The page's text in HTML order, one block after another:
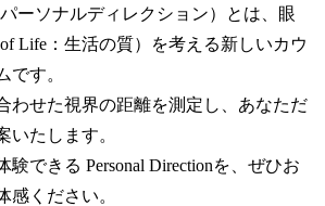
ツ一覧
パーソナルディレクション）とは、眼
Life：生活の質）を考える新しいカウ
です。
わせた視界の距離を測定し、あなただ
いたします。
できる Personal Directionを、ぜひお
感ください。